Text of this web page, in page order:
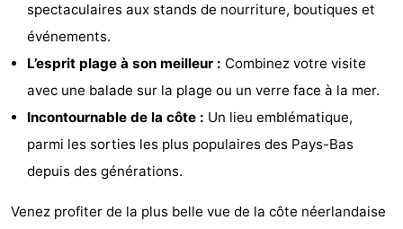
spectaculaires aux stands de nourriture, boutiques et
événements.
L’esprit plage à son meilleur : Combinez votre visite
avec une balade sur la plage ou un verre face à la mer.
Incontournable de la côte : Un lieu emblématique,
parmi les sorties les plus populaires des Pays-Bas
depuis des générations.
Venez profiter de la plus belle vue de la côte néerlandaise